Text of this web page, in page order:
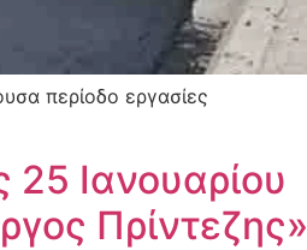
περίοδο εργασίες
25 Ιανουαρίου
Πρίντεζης»